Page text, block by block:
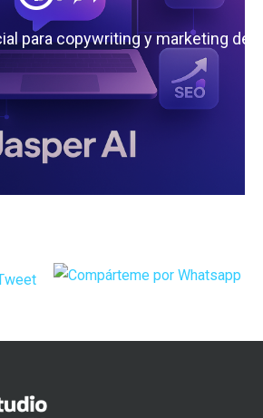
para copywriting y marketing de